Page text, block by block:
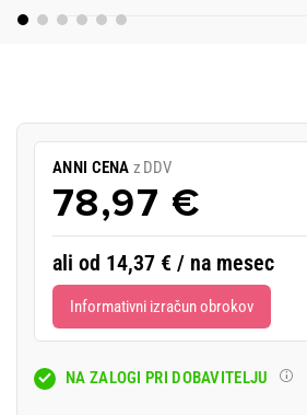
ANNI CENA z DDV
78,97 €
ali od 14,37 € / na mesec
Informativni izračun obrokov
NA ZALOGI PRI DOBAVITELJU